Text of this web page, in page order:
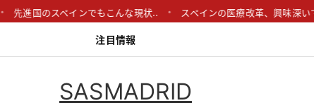
先進国のスペインでもこんな現状.. スペインの医療改革、興味深いで..
注目情報
SASMADRID